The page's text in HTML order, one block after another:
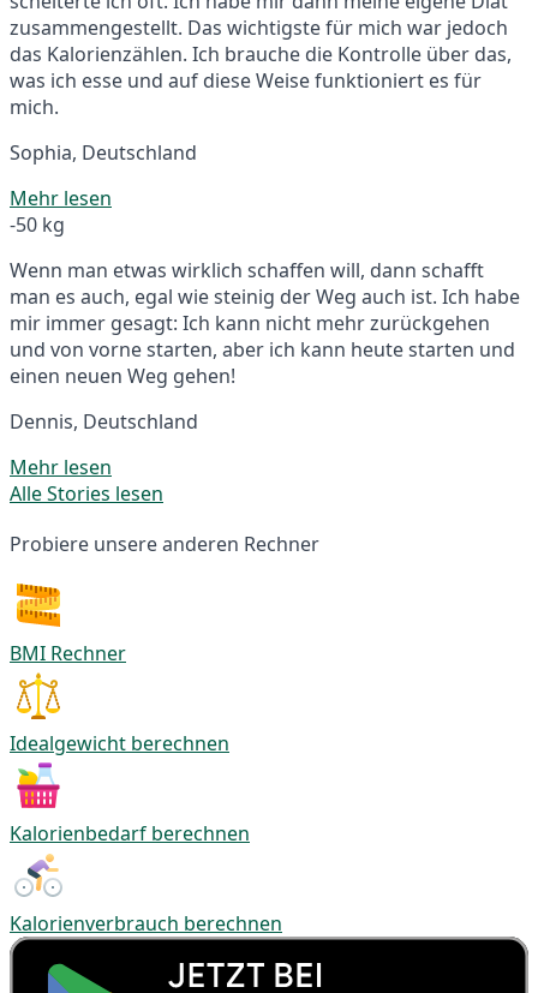
zusammengestellt. Das wichtigste für mich war jedoch
das Kalorienzählen. Ich brauche die Kontrolle über das,
was ich esse und auf diese Weise funktioniert es für
mich.
Sophia, Deutschland
Mehr lesen
-50 kg
Wenn man etwas wirklich schaffen will, dann schafft
man es auch, egal wie steinig der Weg auch ist. Ich habe
mir immer gesagt: Ich kann nicht mehr zurückgehen
und von vorne starten, aber ich kann heute starten und
einen neuen Weg gehen!
Dennis, Deutschland
Mehr lesen
Alle Stories lesen
Probiere unsere anderen Rechner
BMI Rechner
Idealgewicht berechnen
Kalorienbedarf berechnen
Kalorienverbrauch berechnen